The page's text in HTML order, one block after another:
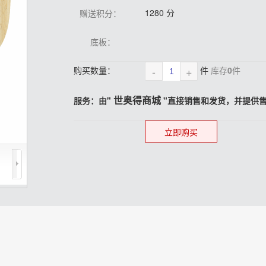
赠送积分： 1280 分
底板：
购买数量： - + 件 库存0件
服务：由" 世奥得商城 "直接销售和发货，并提供